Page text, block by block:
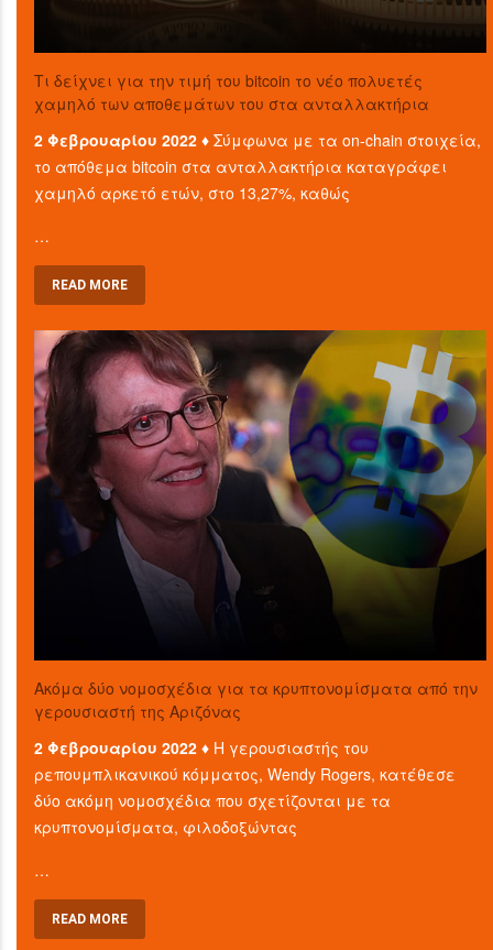
Τι δείχνει για την τιμή του bitcoin το νέο πολυετές
χαμηλό των αποθεμάτων του στα ανταλλακτήρια
2 Φεβρουαρίου 2022 ♦Σύμφωνα με τα on-chain στοιχεία,
το απόθεμα bitcoin στα ανταλλακτήρια καταγράφει
χαμηλό αρκετό ετών, στο 13,27%, καθώς
…
READ MORE
Ακόμα δύο νομοσχέδια για τα κρυπτονομίσματα από την
γερουσιαστή της Αριζόνας
2 Φεβρουαρίου 2022 ♦ Η γερουσιαστής του
ρεπουμπλικανικού κόμματος, Wendy Rogers, κατέθεσε
δύο ακόμη νομοσχέδια που σχετίζονται με τα
κρυπτονομίσματα, φιλοδοξώντας
…
READ MORE